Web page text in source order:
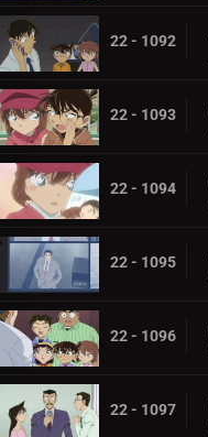
22 - 1092
22 - 1093
22 - 1094
22 - 1095
22 - 1096
22 - 1097